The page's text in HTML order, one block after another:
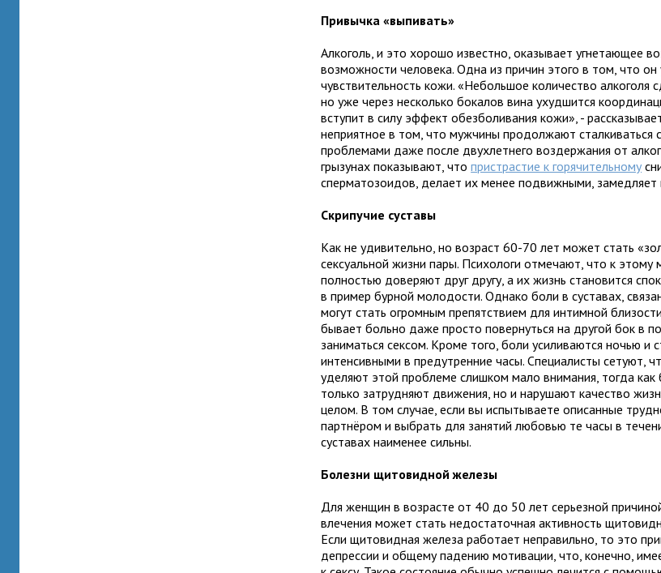
Привычка «выпивать»
Алкоголь, и это хорошо известно, оказывает угнетающее
возможности человека. Одна из причин этого в том, что он
чувствительность кожи. «Небольшое количество алкоголя
но уже через несколько бокалов вина ухудшится
вступит в силу эффект обезболивания кожи», -
неприятное в том, что мужчины продолжают сталкиваться
проблемами даже после двухлетнего воздержания от
грызунах показывают, чтопристрастие к горячительному
сперматозоидов, делает их менее подвижными, замедляет
Скрипучие суставы
Как не удивительно, но возраст 60-70 лет может стать
сексуальной жизни пары. Психологи отмечают, что к этому
полностью доверяют друг другу, а их жизнь становится
в пример бурной молодости. Однако боли в суставах,
могут стать огромным препятствием для интимной
бывает больно даже просто повернуться на другой бок в
заниматься сексом. Кроме того, боли усиливаются ночью и
интенсивными в предутренние часы. Специалисты сетуют,
уделяют этой проблеме слишком мало внимания, тогда как
только затрудняют движения, но и нарушают качество
целом. В том случае, если вы испытываете описанные
партнёром и выбрать для занятий любовью те часы в
суставах наименее сильны.
Болезни щитовидной железы
Для женщин в возрасте от 40 до 50 лет серьезной
влечения может стать недостаточная активность
Если щитовидная железа работает неправильно, то это
депрессии и общему падению мотивации, что, конечно,